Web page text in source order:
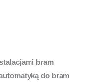
bram
do bram